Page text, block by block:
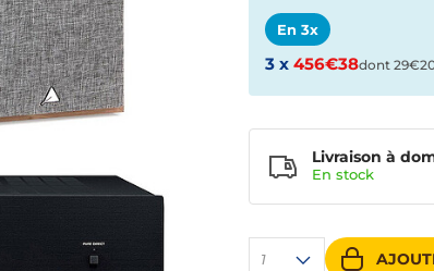
En 3x
3 x 456€38dont
1
Livraison à
En stock